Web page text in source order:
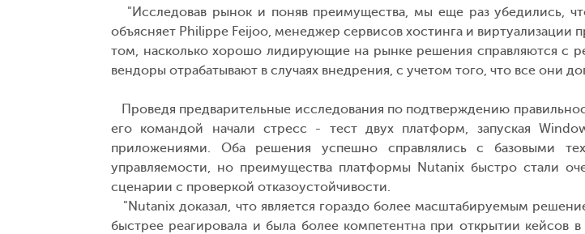
"Исследовав рынок и поняв преимущества, мы еще раз убедились,
объясняет Philippe Feijoo, менеджер сервисов хостинга и
том, насколько хорошо лидирующие на рынке решения справляются с
вендоры отрабатывают в случаях внедрения, с учетом того, что все они
Проведя предварительные исследования по подтверждению
его командой начали стресс - тест двух платформ, запуская
приложениями. Оба решения успешно справлялись с базовыми
управляемости, но преимущества платформы Nutanix быстро стали
сценарии с проверкой отказоустойчивости.
"Nutanix доказал, что является гораздо более масштабируемым
быстрее реагировала и была более компетентна при открытии кейсов